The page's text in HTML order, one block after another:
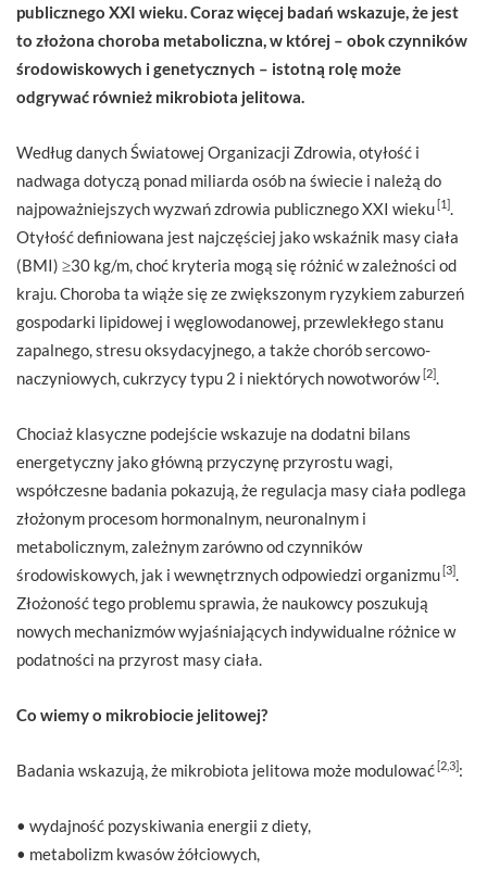
publicznego XXI wieku. Coraz więcej badań wskazuje, że jest
to złożona choroba metaboliczna, w której – obok czynników
środowiskowych i genetycznych – istotną rolę może
odgrywać również mikrobiota jelitowa.
Według danych Światowej Organizacji Zdrowia, otyłość i
nadwaga dotyczą ponad miliarda osób na świecie i należą do
najpoważniejszych wyzwań zdrowia publicznego XXI wieku[1]
Otyłość definiowana jest najczęściej jako wskaźnik masy ciała
(BMI) ≥30 kg/m, choć kryteria mogą się różnić w zależności od
kraju. Choroba ta wiąże się ze zwiększonym ryzykiem zaburzeń
gospodarki lipidowej i węglowodanowej, przewlekłego stanu
zapalnego, stresu oksydacyjnego, a także chorób sercowo-
naczyniowych, cukrzycy typu 2 i niektórych nowotworów[2]
Chociaż klasyczne podejście wskazuje na dodatni bilans
energetyczny jako główną przyczynę przyrostu wagi,
współczesne badania pokazują, że regulacja masy ciała podlega
złożonym procesom hormonalnym, neuronalnym i
metabolicznym, zależnym zarówno od czynników
środowiskowych, jak i wewnętrznych odpowiedzi organizmu[3]
Złożoność tego problemu sprawia, że naukowcy poszukują
nowych mechanizmów wyjaśniających indywidualne różnice w
podatności na przyrost masy ciała.
Co wiemy o mikrobiocie jelitowej?
Badania wskazują, że mikrobiota jelitowa może modulować[2,3]:
• wydajność pozyskiwania energii z diety,
• metabolizm kwasów żółciowych,